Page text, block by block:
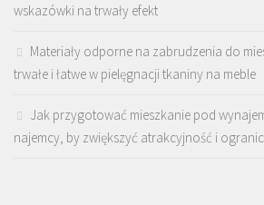
wskazówki na trwały efekt
Materiały odporne na zabrudzenia do
trwałe i łatwe w pielęgnacji tkaniny na meble
Jak przygotować mieszkanie pod
najemcy, by zwiększyć atrakcyjność i